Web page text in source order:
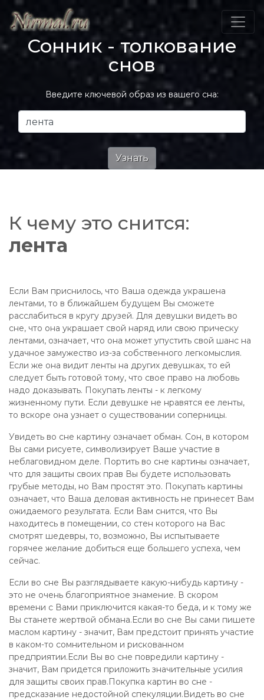
Сонник - толкование
снов
Введите ключевой образ из вашего сна:
К чему это снится:
лента
Если Вам приснилось, что Ваша одежда украшена
лентами, то в ближайшем будущем Вы сможете
расслабиться в кругу друзей. Для девушки видеть во
сне, что она украшает свой наряд или свою прическу
лентами, означает, что она может упустить свой шанс на
удачное замужество из-за собственного легкомыслия.
Если же она видит ленты на других девушках, то ей
следует быть готовой тому, что свое право на любовь
надо доказывать. Покупать ленты - к легкому
жизненному пути. Если девушке не нравятся ее ленты,
то вскоре она узнает о существовании соперницы.
Увидеть во сне картину означает обман. Сон, в котором
Вы сами рисуете, символизирует Ваше участие в
неблаговидном деле. Портить во сне картины означает,
что для защиты своих прав Вы будете использовать
грубые методы, но Вам простят это. Покупать картины
означает, что Ваша деловая активность не принесет Вам
ожидаемого результата. Если Вам снится, что Вы
находитесь в помещении, со стен которого на Вас
смотрят шедевры, то, возможно, Вы испытываете
горячее желание добиться еще большего успеха, чем
сейчас.
Если во сне Вы разглядываете какую-нибудь картину -
это не очень благоприятное знамение. В скором
времени с Вами приключится какая-то беда, и к тому же
Вы станете жертвой обмана.Если во сне Вы сами пишете
маслом картину - значит, Вам предстоит принять участие
в каком-то сомнительном и рискованном
предприятии.Если Вы во сне повредили картину -
значит, Вам придется приложить значительные усилия
для защиты своих прав.Покупка картин во сне -
предсказание недостойной спекуляции.Видеть во сне